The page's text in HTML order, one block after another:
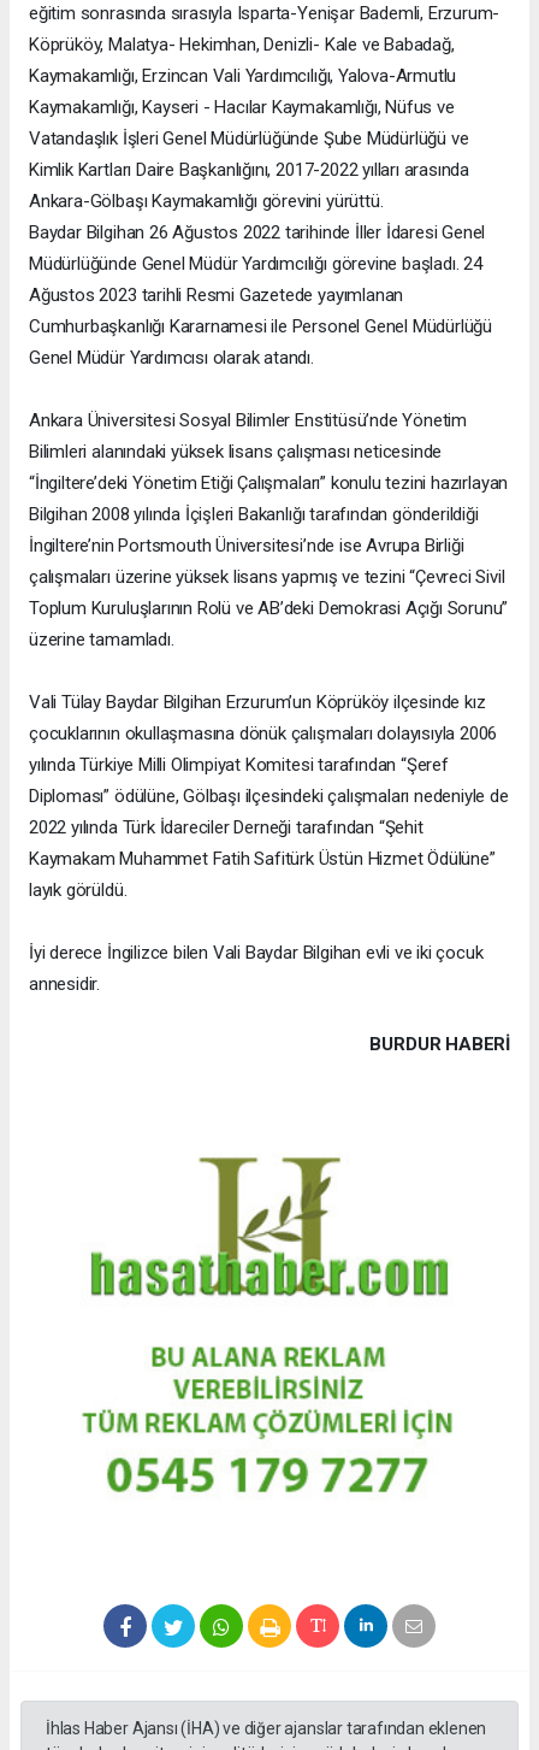
eğitim sonrasında sırasıyla Isparta-Yenişar Bademli, Erzurum-
Köprüköy, Malatya- Hekimhan, Denizli- Kale ve Babadağ,
Kaymakamlığı, Erzincan Vali Yardımcılığı, Yalova-Armutlu
Kaymakamlığı, Kayseri - Hacılar Kaymakamlığı, Nüfus ve
Vatandaşlık İşleri Genel Müdürlüğünde Şube Müdürlüğü ve
Kimlik Kartları Daire Başkanlığını, 2017-2022 yılları arasında
Ankara-Gölbaşı Kaymakamlığı görevini yürüttü.
Baydar Bilgihan 26 Ağustos 2022 tarihinde İller İdaresi Genel
Müdürlüğünde Genel Müdür Yardımcılığı görevine başladı. 24
Ağustos 2023 tarihli Resmi Gazetede yayımlanan
Cumhurbaşkanlığı Kararnamesi ile Personel Genel Müdürlüğü
Genel Müdür Yardımcısı olarak atandı.
Ankara Üniversitesi Sosyal Bilimler Enstitüsü’nde Yönetim
Bilimleri alanındaki yüksek lisans çalışması neticesinde
“İngiltere’deki Yönetim Etiği Çalışmaları” konulu tezini hazırlayan
Bilgihan 2008 yılında İçişleri Bakanlığı tarafından gönderildiği
İngiltere’nin Portsmouth Üniversitesi’nde ise Avrupa Birliği
çalışmaları üzerine yüksek lisans yapmış ve tezini “Çevreci Sivil
Toplum Kuruluşlarının Rolü ve AB’deki Demokrasi Açığı Sorunu”
üzerine tamamladı.
Vali Tülay Baydar Bilgihan Erzurum’un Köprüköy ilçesinde kız
çocuklarının okullaşmasına dönük çalışmaları dolayısıyla 2006
yılında Türkiye Milli Olimpiyat Komitesi tarafından “Şeref
Diploması” ödülüne, Gölbaşı ilçesindeki çalışmaları nedeniyle de
2022 yılında Türk İdareciler Derneği tarafından “Şehit
Kaymakam Muhammet Fatih Safitürk Üstün Hizmet Ödülüne”
layık görüldü.
İyi derece İngilizce bilen Vali Baydar Bilgihan evli ve iki çocuk
annesidir.
BURDUR HABERİ
İhlas Haber Ajansı (İHA) ve diğer ajanslar tarafından eklenen